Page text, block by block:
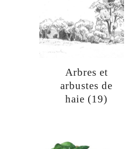
Arbres et
arbustes de
haie (19)